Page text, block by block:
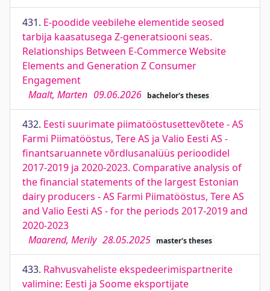
431. E-poodide veebilehe elementide seosed
tarbija kaasatusega Z-generatsiooni seas.
Relationships Between E-Commerce Website
Elements and Generation Z Consumer
Engagement
Maalt, Marten 09.06.2026 bachelor's theses
432. Eesti suurimate piimatööstusettevõtete - AS
Farmi Piimatööstus, Tere AS ja Valio Eesti AS -
finantsaruannete võrdlusanalüüs perioodidel
2017-2019 ja 2020-2023. Comparative analysis of
the financial statements of the largest Estonian
dairy producers - AS Farmi Piimatööstus, Tere AS
and Valio Eesti AS - for the periods 2017-2019 and
2020-2023
Maarend, Merily 28.05.2025 master's theses
433. Rahvusvaheliste ekspedeerimispartnerite
valimine: Eesti ja Soome eksportijate